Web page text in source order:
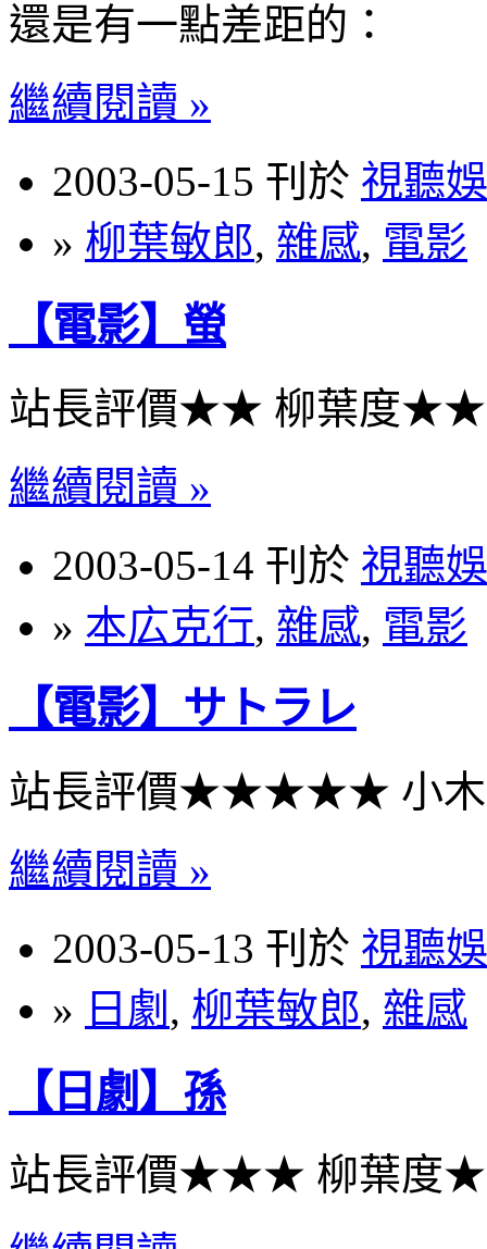
還是有一點差距的：
繼續閱讀 »
2003-05-15 刊於 視聽
» 柳葉敏郎, 雜感, 電影
【電影】螢
站長評價★★ 柳葉度
繼續閱讀 »
2003-05-14 刊於 視聽
» 本広克行, 雜感, 電影
【電影】サトラレ
站長評價★★★★★ 小
繼續閱讀 »
2003-05-13 刊於 視聽
» 日劇 , 柳葉敏郎, 雜感
【日劇】孫
站長評價★★★ 柳葉